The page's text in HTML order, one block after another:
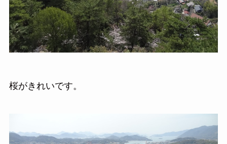
桜がきれいです。